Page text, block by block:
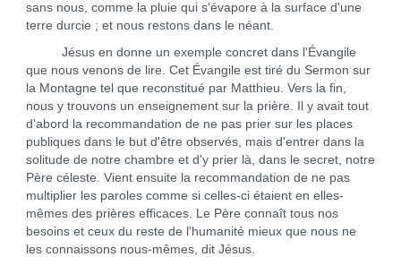
sans nous, comme la pluie qui s'évapore à la surface d'une
terre durcie ; et nous restons dans le néant.
Jésus en donne un exemple concret dans l'Évangile
que nous venons de lire. Cet Évangile est tiré du Sermon sur
la Montagne tel que reconstitué par Matthieu. Vers la fin,
nous y trouvons un enseignement sur la prière. Il y avait tout
d'abord la recommandation de ne pas prier sur les places
publiques dans le but d'être observés, mais d'entrer dans la
solitude de notre chambre et d'y prier là, dans le secret, notre
Père céleste. Vient ensuite la recommandation de ne pas
multiplier les paroles comme si celles-ci étaient en elles-
mêmes des prières efficaces. Le Père connaît tous nos
besoins et ceux du reste de l'humanité mieux que nous ne
les connaissons nous-mêmes, dit Jésus.